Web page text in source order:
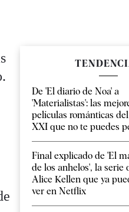
De 'El diario de Noa' a
'Materialistas': las
películas románticas
XXI que no te puedes
Final explicado de 'El
de los anhelos', la serie
Alice Kellen que ya
ver en Netflix